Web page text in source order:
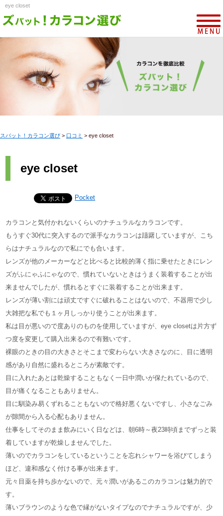
eye closet
スバット！カラコン選び > 口コミ > eye closet
eye closet
Pocket
カラコンと気付かれないくらいのナチュラルなカラコンです。
もうすぐ30代に突入するので派手なカラコンは躊躇していますが、こち
らはナチュラルなので私にでも合います。
レンズが他のメーカーなどと比べると比較的薄く指に乗せたときにレン
ズがふにゃふにゃなので、慣れていないときはうまく装着することが出
来ませんでしたが、慣れるとすぐに装着することが出来ます。
レンズが薄い割には頑丈ですぐに破れることはないので、不器用で少し
大雑把な私でも１ヶ月しっかり使うことが出来ます。
私は目が悪いので度ありのものを使用していますが、eye closetは片方ず
つ度を変更して購入出来るので有難いです。
裸眼のときの目の大きさとそこまで変わらない大きさなのに、目に透明
感があり自然に盛れるところが素敵です。
目に入れたあとは乾燥することもなく一日中潤いが保たれているので、
目が痛くなることもありません。
目に馴染み易くずれることもないので格好悪くないですし、小さなごみ
が隙間から入る心配もありません。
仕事をしてそのまま飲みにいく日などは、朝6時～夜23時頃までずっと装
着していますが乾燥しませんでした。
薄いのでカラコンをしているということを忘れシャワーを浴びてしまう
ほど、違和感なく付ける事が出来ます。
元々目薬を持ち歩かないので、元々潤いがあるこのカラコンは魅力的で
す。
薄いブラウンのような色で縁がないタイプなのでナチュラルですが、少